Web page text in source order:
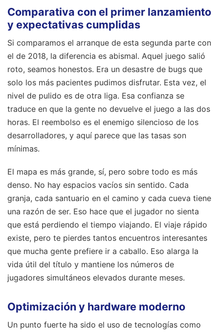
Comparativa con el primer lanzamiento
y expectativas cumplidas
Si comparamos el arranque de esta segunda parte con
el de 2018, la diferencia es abismal. Aquel juego salió
roto, seamos honestos. Era un desastre de bugs que
solo los más pacientes pudimos disfrutar. Esta vez, el
nivel de pulido es de otra liga. Esa confianza se
traduce en que la gente no devuelve el juego a las dos
horas. El reembolso es el enemigo silencioso de los
desarrolladores, y aquí parece que las tasas son
mínimas.
El mapa es más grande, sí, pero sobre todo es más
denso. No hay espacios vacíos sin sentido. Cada
granja, cada santuario en el camino y cada cueva tiene
una razón de ser. Eso hace que el jugador no sienta
que está perdiendo el tiempo viajando. El viaje rápido
existe, pero te pierdes tantos encuentros interesantes
que mucha gente prefiere ir a caballo. Eso alarga la
vida útil del título y mantiene los números de
jugadores simultáneos elevados durante meses.
Optimización y hardware moderno
Un punto fuerte ha sido el uso de tecnologías como